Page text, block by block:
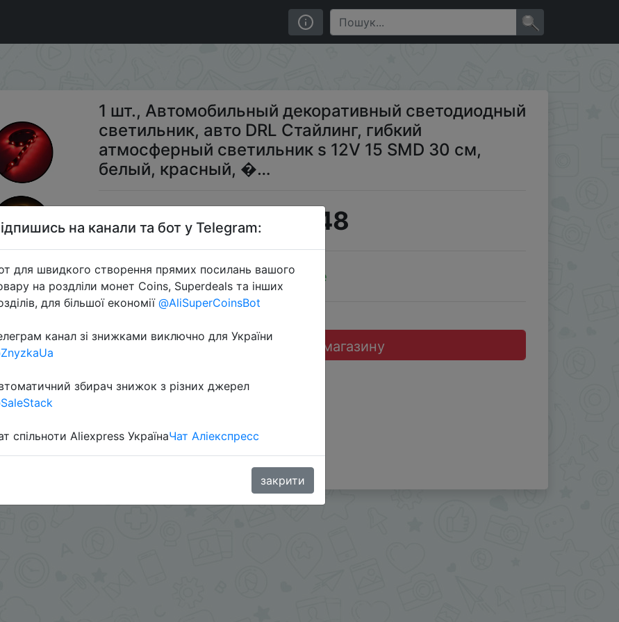
светодиодный светильник, авто DRL Стайлинг, гибкий атмосферный светильник s 12V 15 SMD 30 см,
1 шт., Автомобильный декоративный светодиодный
светильник, авто DRL Стайлинг, гибкий
атмосферный светильник s 12V 15 SMD 30 см,
белый, красный, �…
$0.48
Sale
Перейти до магазину
на канали та бот у Telegram:
для швидкого створення прямих посилань вашого
на роздліли монет Coins, Superdeals та інших
для більшої економії @AliSuperCoinsBot
канал зі знижками виключно для України
збирач знижок з різних джерел
спільноти Aliexpress УкраїнаЧат Аліекспресс
закрити